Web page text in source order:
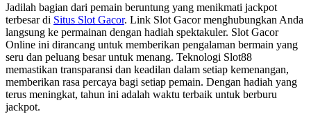
Jadilah bagian dari pemain beruntung yang menikmati jackpot
terbesar di Situs Slot Gacor. Link Slot Gacor menghubungkan Anda
langsung ke permainan dengan hadiah spektakuler. Slot Gacor
Online ini dirancang untuk memberikan pengalaman bermain yang
seru dan peluang besar untuk menang. Teknologi Slot88
memastikan transparansi dan keadilan dalam setiap kemenangan,
memberikan rasa percaya bagi setiap pemain. Dengan hadiah yang
terus meningkat, tahun ini adalah waktu terbaik untuk berburu
jackpot.